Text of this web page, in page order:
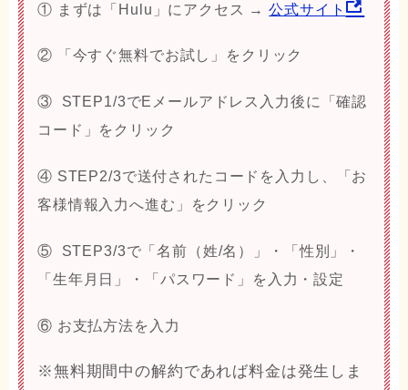
① まずは「Hulu」にアクセス →公式サイト
② 「今すぐ無料でお試し」をクリック
③ STEP1/3でEメールアドレス入力後に「確認
コード」をクリック
④ STEP2/3で送付されたコードを入力し、「 お
客様情報入力へ進む 」をクリック
⑤ STEP3/3で「名前（姓/名）
」・「性別」・
「生年月日」・「パスワード」を入力・設定
⑥ お支払方法を入力
※無料期間中の解約であれば料金は発生しま